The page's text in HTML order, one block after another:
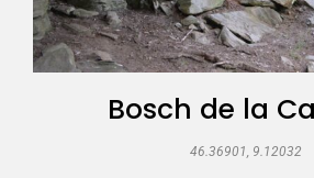
Bosch de la
46.36901, 9.12032